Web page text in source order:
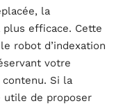
la
efficace. Cette
robot d’indexation
votre
Si la
utile de proposer